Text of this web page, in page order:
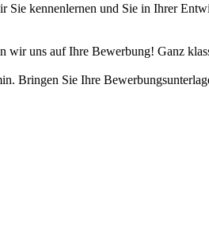
Sie kennenlernen und Sie in Ihrer
wir uns auf Ihre Bewerbung! Ganz
Bringen Sie Ihre